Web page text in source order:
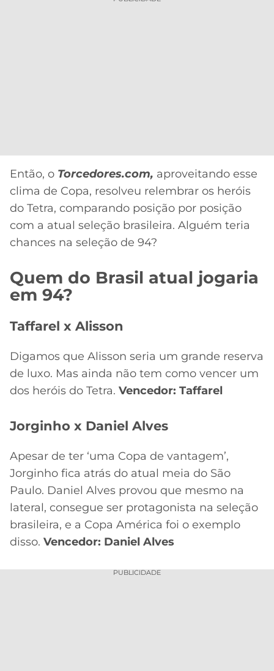
Então, o Torcedores.com, aproveitando esse
clima de Copa, resolveu relembrar os heróis
do Tetra, comparando posição por posição
com a atual seleção brasileira. Alguém teria
chances na seleção de 94?
Quem do Brasil atual jogaria
em 94?
Taffarel x Alisson
Digamos que Alisson seria um grande reserva
de luxo. Mas ainda não tem como vencer um
dos heróis do Tetra. Vencedor: Taffarel
Jorginho x Daniel Alves
Apesar de ter ‘uma Copa de vantagem’,
Jorginho fica atrás do atual meia do São
Paulo. Daniel Alves provou que mesmo na
lateral, consegue ser protagonista na seleção
brasileira, e a Copa América foi o exemplo
disso. Vencedor: Daniel Alves
PUBLICIDADE